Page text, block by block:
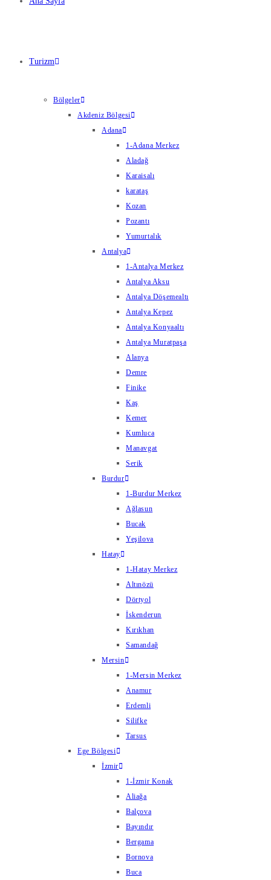
Turizm
Bölgeler
Akdeniz Bölgesi
Adana
1-Adana Merkez
Aladağ
Karaisalı
karataş
Kozan
Pozantı
Yumurtalık
Antalya
1-Antalya Merkez
Antalya Aksu
Antalya Döşemealtı
Antalya Kepez
Antalya Konyaaltı
Antalya Muratpaşa
Alanya
Demre
Finike
Kaş
Kemer
Kumluca
Manavgat
Serik
Burdur
1-Burdur Merkez
Ağlasun
Bucak
Yeşilova
Hatay
1-Hatay Merkez
Altınözü
Dörtyol
İskenderun
Kırıkhan
Samandağ
Mersin
1-Mersin Merkez
Anamur
Erdemli
Silifke
Tarsus
Ege Bölgesi
İzmir
1-İzmir Konak
Aliağa
Balçova
Bayındır
Bergama
Bornova
Buca